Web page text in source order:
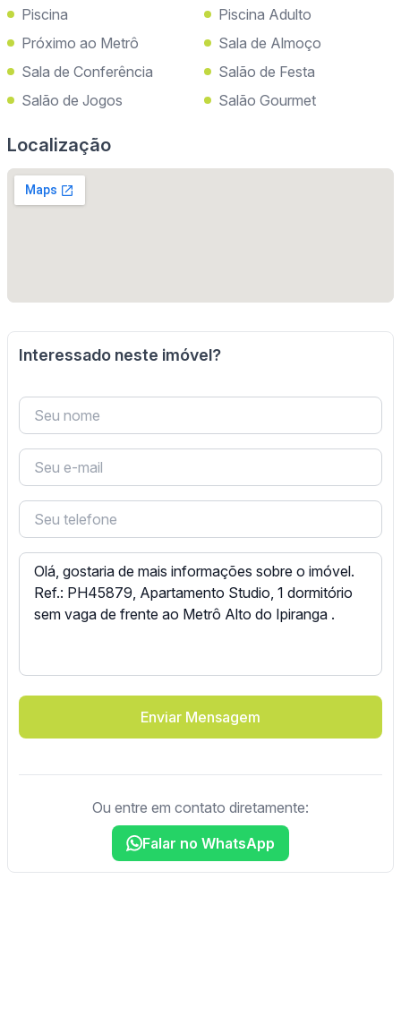
Piscina
Piscina Adulto
Próximo ao Metrô
Sala de Almoço
Sala de Conferência
Salão de Festa
Salão de Jogos
Salão Gourmet
Localização
Interessado neste imóvel?
Enviar Mensagem
Ou entre em contato diretamente:
Falar no WhatsApp